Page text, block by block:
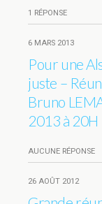
1 RÉPONSE
6 MARS 2013
Pour une
juste –
Bruno
2013 à 20H
AUCUNE RÉPONSE
26 AOÛT 2012